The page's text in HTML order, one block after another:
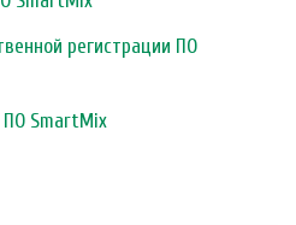
регистрации ПО
ПО SmartMix